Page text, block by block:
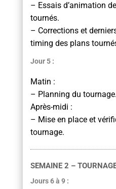
– Essais d’animation
tournés.
– Corrections et
timing des plans
Jour 5 :
Matin :
– Planning du tournage.
Après-midi :
– Mise en place et
tournage.
SEMAINE 2 –
Jours 6 à 9 :